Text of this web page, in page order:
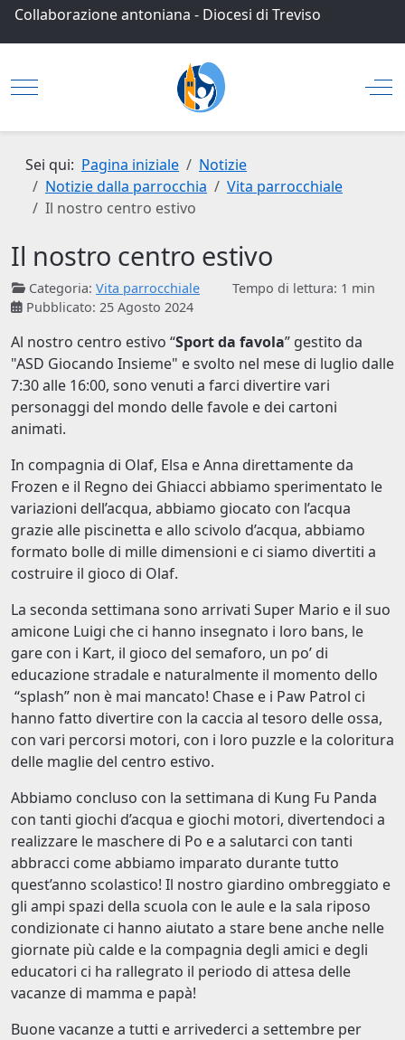
Collaborazione antoniana - Diocesi di Treviso
Mobile Menu Toggle
Sei qui: Pagina iniziale
Notizie
Notizie dalla parrocchia
Vita parrocchiale
Il nostro centro estivo
Il nostro centro estivo
Categoria: Vita parrocchiale
Tempo di lettura: 1 min
Pubblicato: 25 Agosto 2024
Al nostro centro estivo “Sport da favola” gestito da
"ASD Giocando Insieme" e svolto nel mese di luglio dalle
7:30 alle 16:00, sono venuti a farci divertire vari
personaggi del mondo delle favole e dei cartoni
animati.
In compagnia di Olaf, Elsa e Anna direttamente da
Frozen e il Regno dei Ghiacci abbiamo sperimentato le
variazioni dell’acqua, abbiamo giocato con l’acqua
grazie alle piscinetta e allo scivolo d’acqua, abbiamo
formato bolle di mille dimensioni e ci siamo divertiti a
costruire il gioco di Olaf.
La seconda settimana sono arrivati Super Mario e il suo
amicone Luigi che ci hanno insegnato i loro bans, le
gare con i Kart, il gioco del semaforo, un po’ di
educazione stradale e naturalmente il momento dello
“splash” non è mai mancato! Chase e i Paw Patrol ci
hanno fatto divertire con la caccia al tesoro delle ossa,
con vari percorsi motori, con i loro puzzle e la coloritura
delle maglie del centro estivo.
Abbiamo concluso con la settimana di Kung Fu Panda
con tanti giochi d’acqua e giochi motori, divertendoci a
realizzare le maschere di Po e a salutarci con tanti
abbracci come abbiamo imparato durante tutto
quest’anno scolastico! Il nostro giardino ombreggiato e
gli ampi spazi della scuola con le aule e la sala riposo
condizionate ci hanno aiutato a stare bene anche nelle
giornate più calde e la compagnia degli amici e degli
educatori ci ha rallegrato il periodo di attesa delle
vacanze di mamma e papà!
Buone vacanze a tutti e arrivederci a settembre per